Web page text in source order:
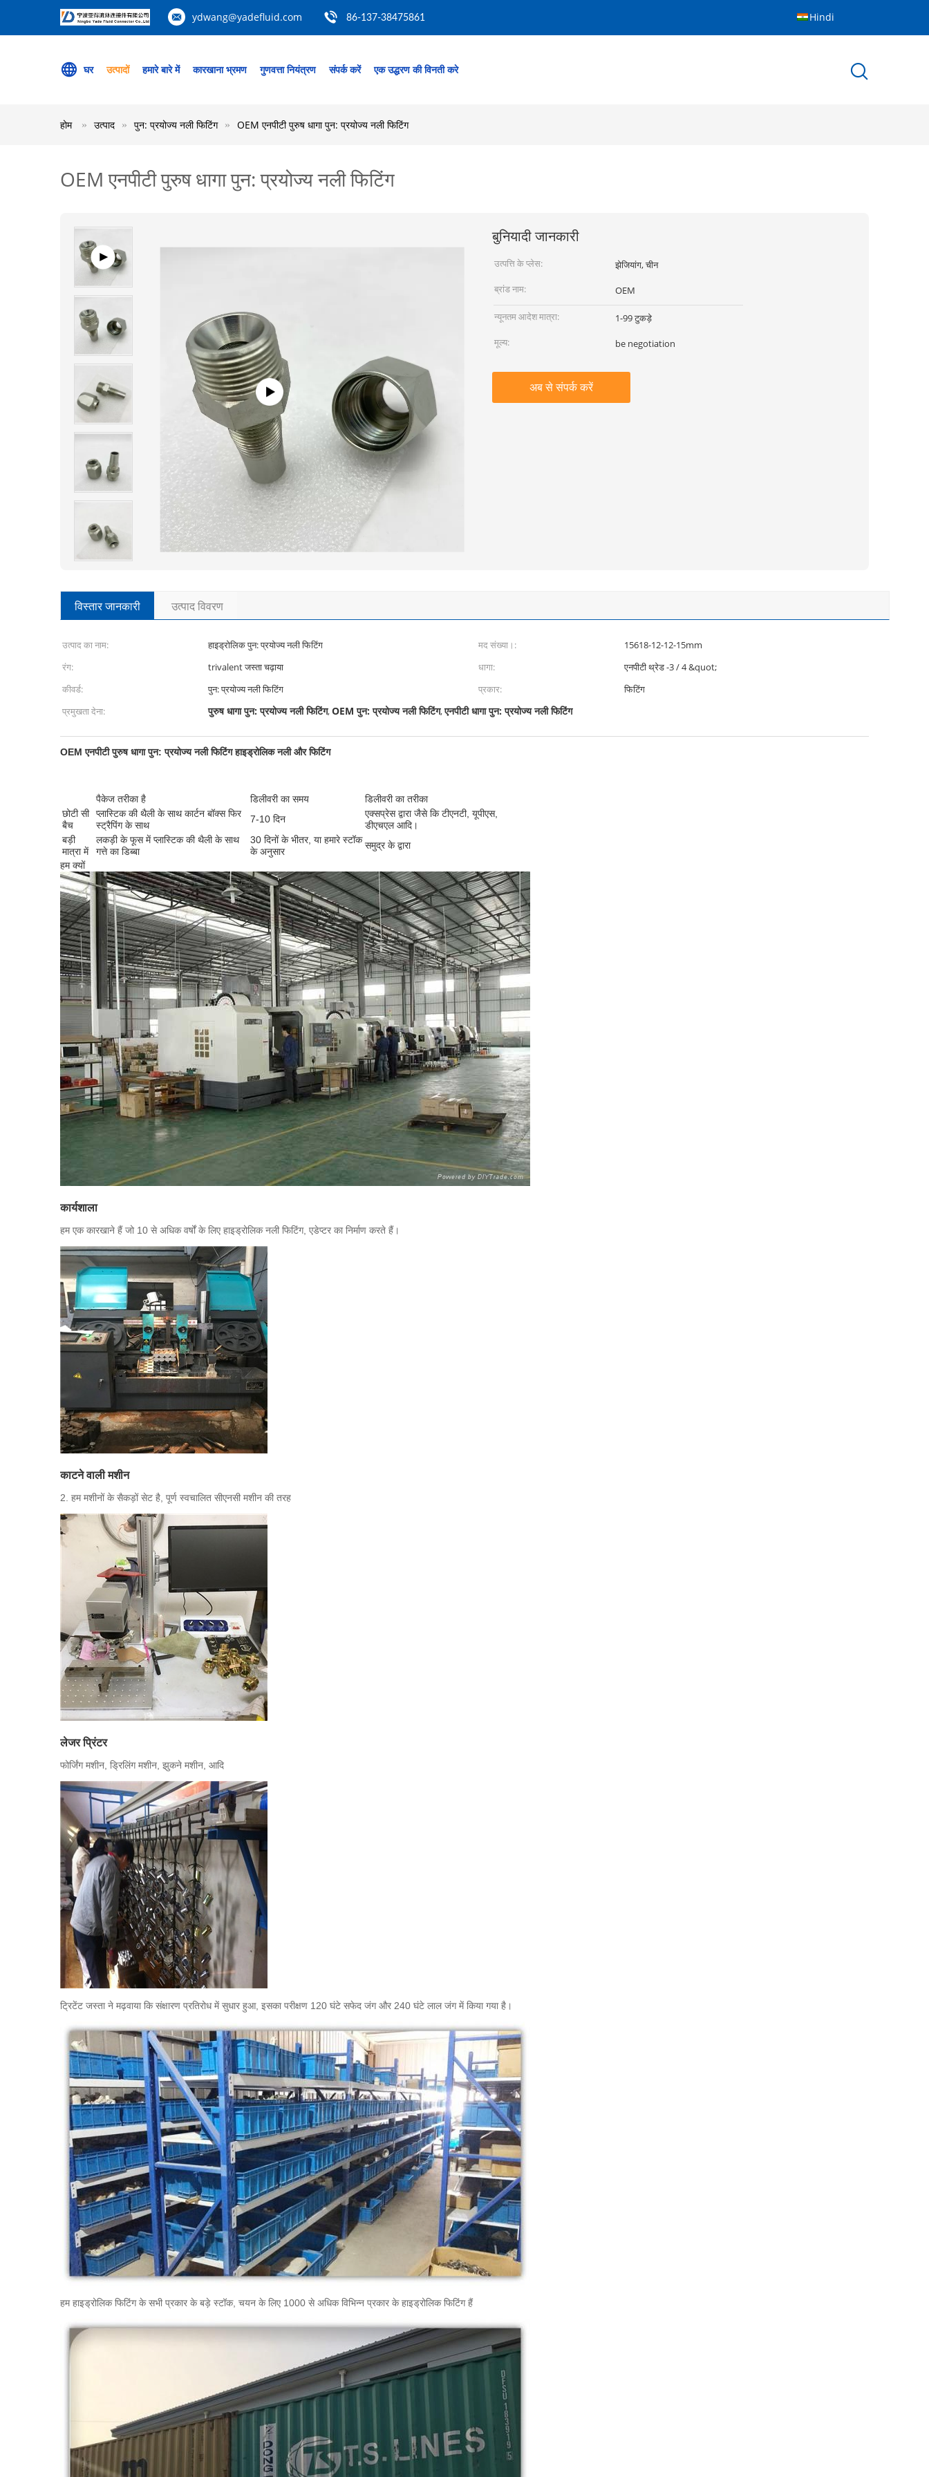
ydwang@yadefluid.com 86-137-38475861 Hindi
घर उत्पादों हमारे बारे में कारखाना भ्रमण गुणवत्ता नियंत्रण संपर्क करें एक उद्धरण की विनती करे
होम उत्पाद पुन: प्रयोज्य नली फिटिंग OEM एनपीटी पुरुष धागा पुन: प्रयोज्य नली फिटिंग
OEM एनपीटी पुरुष धागा पुन: प्रयोज्य नली फिटिंग
बुनियादी जानकारी
उत्पत्ति के प्लेस:
झेजियांग, चीन
ब्रांड नाम:
OEM
न्यूनतम आदेश मात्रा:
1-99 टुकड़े
मूल्य:
be negotiation
अब से संपर्क करें
विस्तार जानकारी उत्पाद विवरण
उत्पाद का नाम: हाइड्रोलिक पुन: प्रयोज्य नली फिटिंग मद संख्या।:
15618-12-12-15mm
रंग:
trivalent जस्ता चढ़ाया धागा:
एनपीटी थ्रेड -3 / 4 &quot;
कीवर्ड:
पुन: प्रयोज्य नली फिटिंग प्रकार:
फिटिंग
प्रमुखता देना:
पुरुष धागा पुन: प्रयोज्य नली फिटिंग,OEM पुन: प्रयोज्य नली फिटिंग,एनपीटी धागा पुन: प्रयोज्य नली फिटिंग
OEM एनपीटी पुरुष धागा पुन: प्रयोज्य नली फिटिंग हाइड्रोलिक नली और फिटिंग
पैकेज तरीका है डिलीवरी का समय
डिलीवरी का तरीका
छोटी सी
बैच
प्लास्टिक की थैली के साथ कार्टन बॉक्स फिर
स्ट्रैपिंग के साथ
7-10 दिन
एक्सप्रेस द्वारा जैसे कि टीएनटी, यूपीएस,
डीएचएल आदि।
बड़ी
मात्रा में
लकड़ी के फूस में प्लास्टिक की थैली के साथ
गत्ते का डिब्बा
30 दिनों के भीतर, या हमारे स्टॉक
के अनुसार
समुद्र के द्वारा
हम क्यों
कार्यशाला
हम एक कारखाने हैं जो 10 से अधिक वर्षों के लिए हाइड्रोलिक नली फिटिंग, एडेप्टर का निर्माण करते हैं।
काटने वाली मशीन
2. हम मशीनों के सैकड़ों सेट है, पूर्ण स्वचालित सीएनसी मशीन की तरह
लेजर प्रिंटर
फोर्जिंग मशीन, ड्रिलिंग मशीन, झुकने मशीन, आदि
ट्रिटेंट जस्ता ने मढ़वाया कि संक्षारण प्रतिरोध में सुधार हुआ, इसका परीक्षण 120 घंटे सफेद जंग और 240 घंटे लाल जंग में किया गया है।
हम हाइड्रोलिक फिटिंग के सभी प्रकार के बड़े स्टॉक, चयन के लिए 1000 से अधिक विभिन्न प्रकार के हाइड्रोलिक फिटिंग हैं